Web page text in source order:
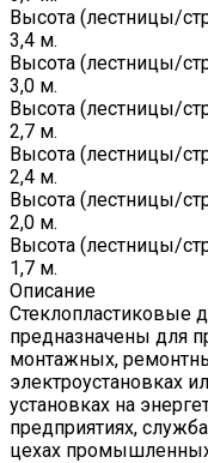
Высота (лестницы/
3,4 м.
Высота (лестницы/
3,0 м.
Высота (лестницы/
2,7 м.
Высота (лестницы/
2,4 м.
Высота (лестницы/
2,0 м.
Высота (лестницы/
1,7 м.
Описание
Стеклопластиковые
предназначены для
монтажных,
электроустановках
установках на
предприятиях,
цехах